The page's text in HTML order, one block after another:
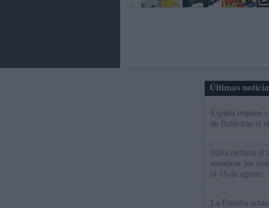
Últimas
España impone
de Italia tras el
Italia rechaza
mantiene los
el 15 de agosto:
La Fiscalía